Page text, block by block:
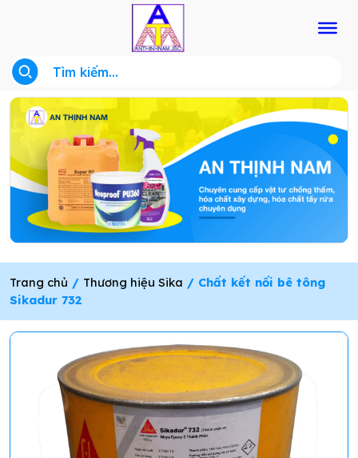
Trang chủ / Thương hiệu Sika / Chất kết nối bê tông
Sikadur 732